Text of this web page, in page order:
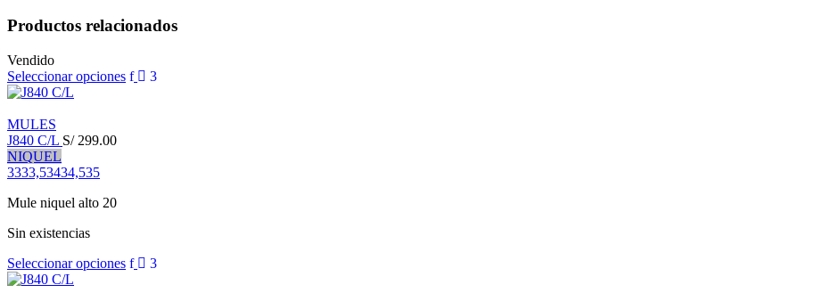
Productos relacionados
Vendido
Seleccionar opciones
MULES
J840 C/L S/299.00
NIQUEL
3333,53434,535
Mule niquel alto 20
Sin existencias
Seleccionar opciones